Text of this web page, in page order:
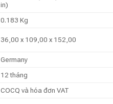
in)
0.183 Kg
36,00 x 109,00 x 152,00
Germany
12 tháng
COCQ và hóa đơn VAT